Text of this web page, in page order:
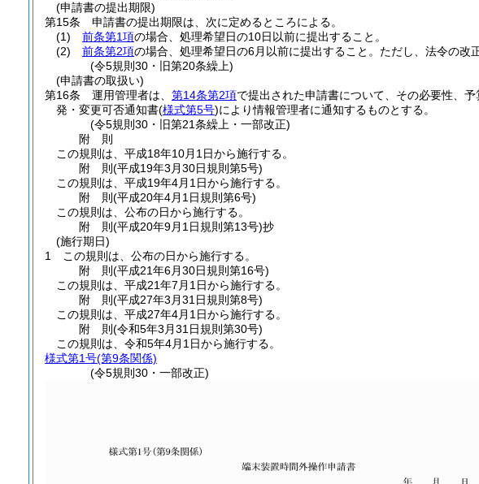
(申請書の提出期限)
第15条
申請書の提出期限は、次に定めるところによる。
(1)
前条第1項の場合、処理希望日の10日以前に提出すること。
(2)
前条第2項の場合、処理希望日の6月以前に提出すること。 ただし、法令の改
(令5規則30・旧第20条繰上)
(申請書の取扱い)
第16条
運用管理者は、 第14条第2項で提出された申請書について、その必要性、
発・変更可否通知書(様式第5号)により情報管理者に通知するものとする。
(令5規則30・旧第21条繰上・一部改正)
附 則
この規則は、平成18年10月1日から施行する。
附 則(平成19年3月30日規則第5号)
この規則は、平成19年4月1日から施行する。
附 則(平成20年4月1日規則第6号)
この規則は、公布の日から施行する。
附 則(平成20年9月1日規則第13号)抄
(施行期日)
1
この規則は、公布の日から施行する。
附 則(平成21年6月30日規則第16号)
この規則は、平成21年7月1日から施行する。
附 則(平成27年3月31日規則第8号)
この規則は、平成27年4月1日から施行する。
附 則(令和5年3月31日規則第30号)
この規則は、令和5年4月1日から施行する。
様式第1号(第9条関係)
(令5規則30・一部改正)